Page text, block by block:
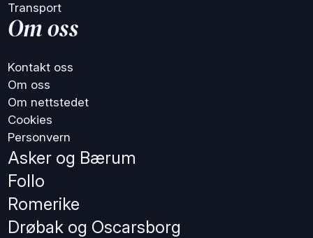
Transport
Om oss
Kontakt oss
Om oss
Om nettstedet
Cookies
Personvern
Asker og Bærum
Follo
Romerike
Drøbak og Oscarsborg